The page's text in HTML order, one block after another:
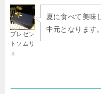
プレゼン
トソムリ
エ
夏に食べて美味
中元となります。